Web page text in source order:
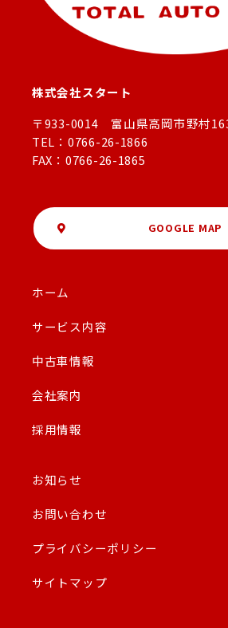
株式会社スタート
〒933-0014 富山県高岡市野村
TEL：0766-26-1866
FAX：0766-26-1865
GOOGLE MAP
ホーム
サービス内容
中古車情報
会社案内
採用情報
お知らせ
お問い合わせ
プライバシーポリシー
サイトマップ